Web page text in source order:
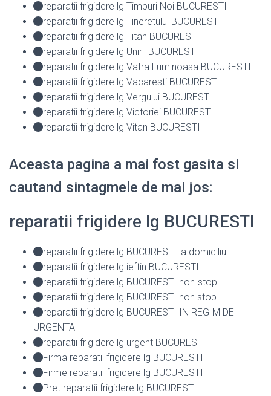
reparatii frigidere lg Timpuri Noi BUCURESTI
reparatii frigidere lg Tineretului BUCURESTI
reparatii frigidere lg Titan BUCURESTI
reparatii frigidere lg Unirii BUCURESTI
reparatii frigidere lg Vatra Luminoasa BUCURESTI
reparatii frigidere lg Vacaresti BUCURESTI
reparatii frigidere lg Vergului BUCURESTI
reparatii frigidere lg Victoriei BUCURESTI
reparatii frigidere lg Vitan BUCURESTI
Aceasta pagina a mai fost gasita si
cautand sintagmele de mai jos:
reparatii frigidere lg BUCURESTI
reparatii frigidere lg BUCURESTI la domiciliu
reparatii frigidere lg ieftin BUCURESTI
reparatii frigidere lg BUCURESTI non-stop
reparatii frigidere lg BUCURESTI non stop
reparatii frigidere lg BUCURESTI IN REGIM DE
URGENTA
reparatii frigidere lg urgent BUCURESTI
Firma reparatii frigidere lg BUCURESTI
Firme reparatii frigidere lg BUCURESTI
Pret reparatii frigidere lg BUCURESTI